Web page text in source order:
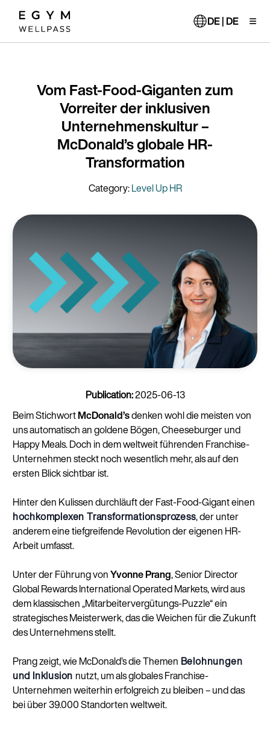
Inhalt DE | DE
Vom Fast-Food-Giganten zum
Vorreiter der inklusiven
Unternehmenskultur –
McDonald’s globale HR-
Transformation
Category:Level Up HR
Publication:2025-06-13
Beim StichwortMcDonald’sdenken wohl die meisten von
uns automatisch an goldene Bögen, Cheeseburger und
Happy Meals. Doch in dem weltweit führenden Franchise-
Unternehmen steckt noch wesentlich mehr, als auf den
ersten Blick sichtbar ist.
Hinter den Kulissen durchläuft der Fast-Food-Gigant einen
hochkomplexen Transformationsprozess, der unter
anderem eine tiefgreifende Revolution der eigenen HR-
Arbeit umfasst.
Unter der Führung vonYvonne Prang, Senior Director
Global Rewards International Operated Markets, wird aus
dem klassischen „Mitarbeitervergütungs-Puzzle“ ein
strategisches Meisterwerk, das die Weichen für die Zukunft
des Unternehmens stellt.
Prang zeigt, wie McDonald’s die Themen Belohnungen
und Inklusion nutzt, um als globales Franchise-
Unternehmen weiterhin erfolgreich zu bleiben – und das
bei über 39.000 Standorten weltweit.